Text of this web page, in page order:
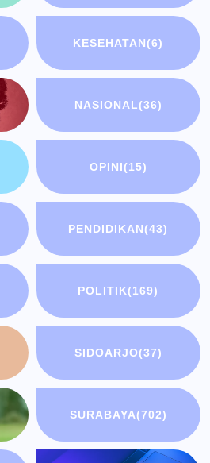
KESEHATAN(6)
NASIONAL(36)
OPINI(15)
PENDIDIKAN(43)
POLITIK(169)
SIDOARJO(37)
SURABAYA(702)